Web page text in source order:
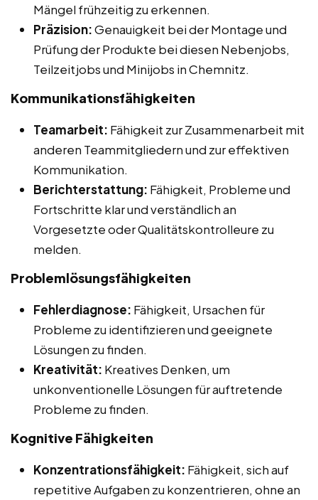
Mängel frühzeitig zu erkennen.
Präzision:Genauigkeit bei der Montage und
Prüfung der Produkte bei diesen Nebenjobs,
Teilzeitjobs und Minijobs in Chemnitz.
Kommunikationsfähigkeiten
Teamarbeit: Fähigkeit zur Zusammenarbeit mit
anderen Teammitgliedern und zur effektiven
Kommunikation.
Berichterstattung: Fähigkeit, Probleme und
Fortschritte klar und verständlich an
Vorgesetzte oder Qualitätskontrolleure zu
melden.
Problemlösungsfähigkeiten
Fehlerdiagnose: Fähigkeit, Ursachen für
Probleme zu identifizieren und geeignete
Lösungen zu finden.
Kreativität: Kreatives Denken, um
unkonventionelle Lösungen für auftretende
Probleme zu finden.
Kognitive Fähigkeiten
Konzentrationsfähigkeit: Fähigkeit, sich auf
repetitive Aufgaben zu konzentrieren, ohne an